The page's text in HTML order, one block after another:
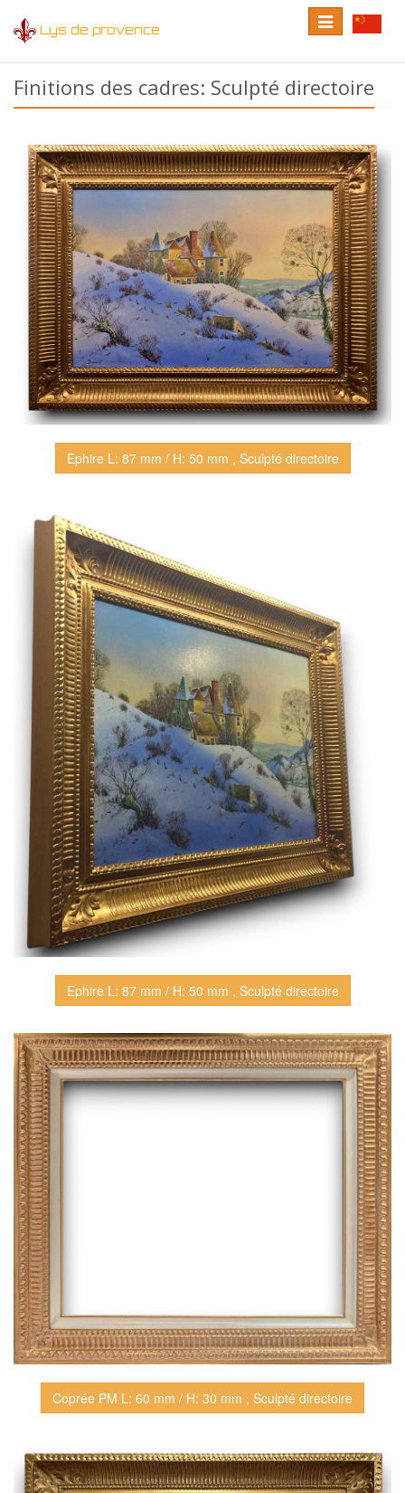
Lys de provence
Toggle
language
Toggle
navigation
Finitions des cadres: Sculpté directoire
Ephire L: 87 mm / H: 50 mm , Sculpté directoire
Ephire L: 87 mm / H: 50 mm , Sculpté directoire
Coprée PM L: 60 mm / H: 30 mm , Sculpté directoire